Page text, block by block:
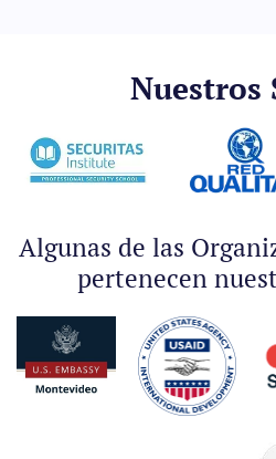
Nuestros
Algunas de las
pertenecen